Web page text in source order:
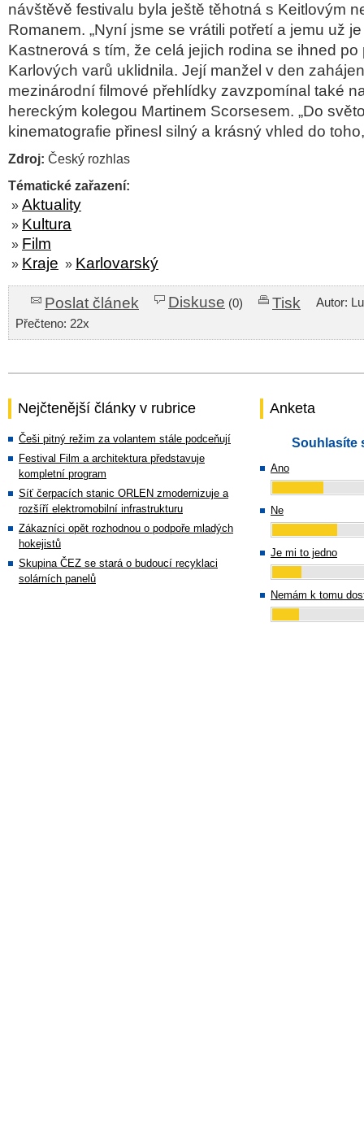
návštěvě festivalu byla ještě těhotná s Keitlovým
Romanem. „Nyní jsme se vrátili potřetí a jemu už
Kastnerová s tím, že celá jejich rodina se ihned po
Karlových varů uklidnila. Její manžel v den
mezinárodní filmové přehlídky zavzpomínal také
hereckým kolegou Martinem Scorsesem. „Do
kinematografie přinesl silný a krásný vhled do
Zdroj: Český rozhlas
Tématické zařazení:
» Aktuality
» Kultura
» Film
» Kraje » Karlovarský
Poslat článek Diskuse (0) Tisk
Autor:
Přečteno: 22x
Nejčtenější články v rubrice
Češi pitný režim za volantem stále podceňují
Festival Film a architektura představuje
kompletní program
Síť čerpacích stanic ORLEN zmodernizuje a
rozšíří elektromobilní infrastrukturu
Zákazníci opět rozhodnou o podpoře mladých
hokejistů
Skupina ČEZ se stará o budoucí recyklaci
solárních panelů
Anketa
Souhlasíte
Ano
Ne
Je mi to jedno
Nemám k tomu